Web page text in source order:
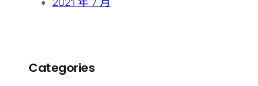
Categories